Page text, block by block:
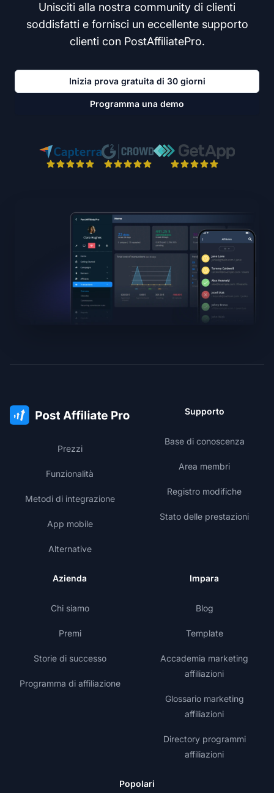
Unisciti alla nostra community di clienti
soddisfatti e fornisci un eccellente supporto
clienti con PostAffiliatePro.
Inizia prova gratuita di 30 giorni
Programma una demo
Prezzi
Funzionalità
Metodi di integrazione
App mobile
Alternative
Supporto
Base di conoscenza
Area membri
Registro modifiche
Stato delle prestazioni
Azienda
Chi siamo
Premi
Storie di successo
Programma di affiliazione
Impara
Blog
Template
Accademia marketing
affiliazioni
Glossario marketing
affiliazioni
Directory programmi
affiliazioni
Popolari